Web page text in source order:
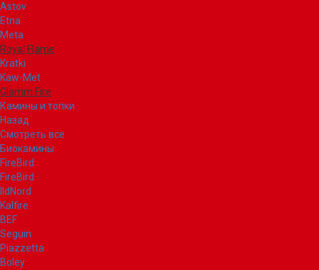
Astov
Etna
Meta
Royal Flame
Kratki
Kaw-Met
Glamm Fire
Камины и топки
Назад
Смотреть все
Биокамины
FireBird
FireBird
IldNord
Kalfire
BEF
Seguin
Piazzetta
Boley